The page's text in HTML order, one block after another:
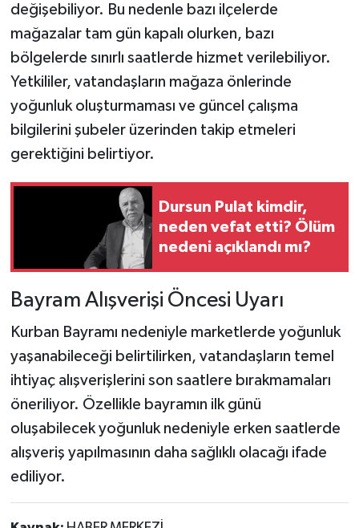
değişebiliyor. Bu nedenle bazı ilçelerde
mağazalar tam gün kapalı olurken, bazı
bölgelerde sınırlı saatlerde hizmet verilebiliyor.
Yetkililer, vatandaşların mağaza önlerinde
yoğunluk oluşturmaması ve güncel çalışma
bilgilerini şubeler üzerinden takip etmeleri
gerektiğini belirtiyor.
Dursun Pulat kimdir,
neden vefat etti? Ölüm
nedeni açıklandı mı?
Bayram Alışverişi Öncesi Uyarı
Kurban Bayramı nedeniyle marketlerde yoğunluk
yaşanabileceği belirtilirken, vatandaşların temel
ihtiyaç alışverişlerini son saatlere bırakmamaları
öneriliyor. Özellikle bayramın ilk günü
oluşabilecek yoğunluk nedeniyle erken saatlerde
alışveriş yapılmasının daha sağlıklı olacağı ifade
ediliyor.